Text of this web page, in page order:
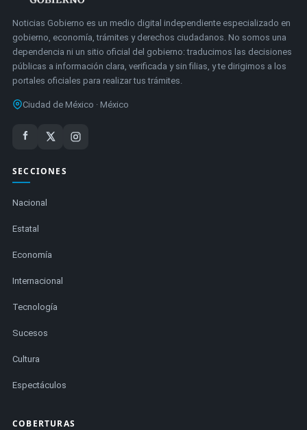
Noticias Gobierno es un medio digital independiente especializado en
gobierno, economía, trámites y derechos ciudadanos. No somos una
dependencia ni un sitio oficial del gobierno: traducimos las decisiones
públicas a información clara, verificada y sin filias, y te dirigimos a los
portales oficiales para realizar tus trámites.
Ciudad de México · México
SECCIONES
Nacional
Estatal
Economía
Internacional
Tecnología
Sucesos
Cultura
Espectáculos
COBERTURAS